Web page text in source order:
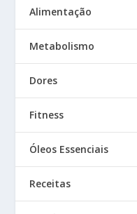
Alimentação
Metabolismo
Dores
Fitness
Óleos Essenciais
Receitas